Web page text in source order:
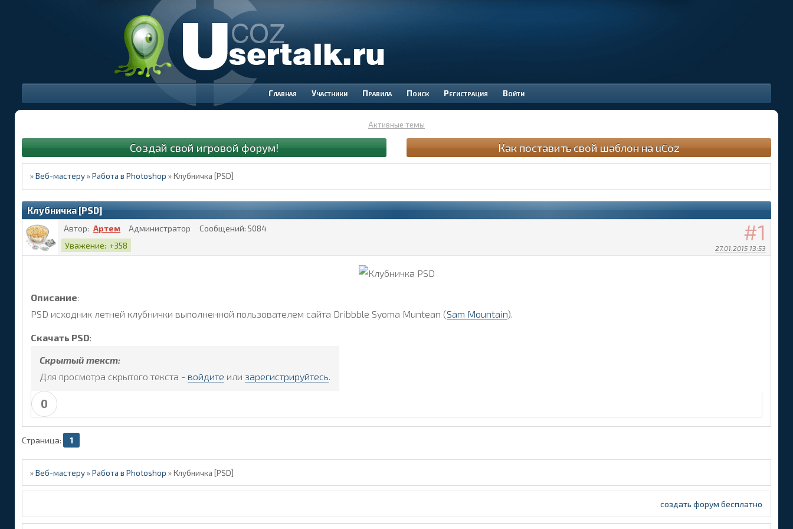
Участники Правила Поиск Регистрация Войти
Активные темы
Создай свой игровой форум! Как поставить свой шаблон на uCoz
»Веб-мастеру »Работа в Photoshop »Клубничка [PSD]
Клубничка [PSD]
1
27.01.2015 13:53
Автор: Артем Администратор Сообщений: 5084
Уважение: +358
Описание:
PSD исходник летней клубнички выполненной пользователем сайта Dribbble Syoma Muntean (Sam Mountain).
Скачать PSD:
Скрытый текст:
Для просмотра скрытого текста - войдите или зарегистрируйтесь.
0
Страница: 1
»Веб-мастеру »Работа в Photoshop »Клубничка [PSD]
создать форум бесплатно